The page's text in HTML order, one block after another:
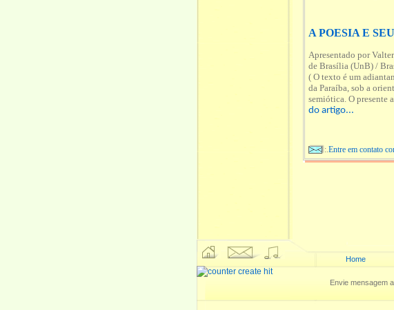
A POESIA E
Apresentado por
de Brasília (UnB) /
( O texto é um
da Paraíba, sob a
semiótica. O presente
do artigo...
:.Entre em contato
Home
Envie mensagem a